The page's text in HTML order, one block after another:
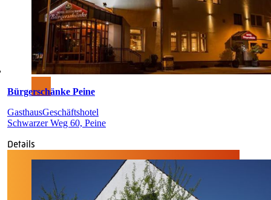
Bürgerschänke Peine
GasthausGeschäftshotel
Schwarzer Weg 60, Peine
Details